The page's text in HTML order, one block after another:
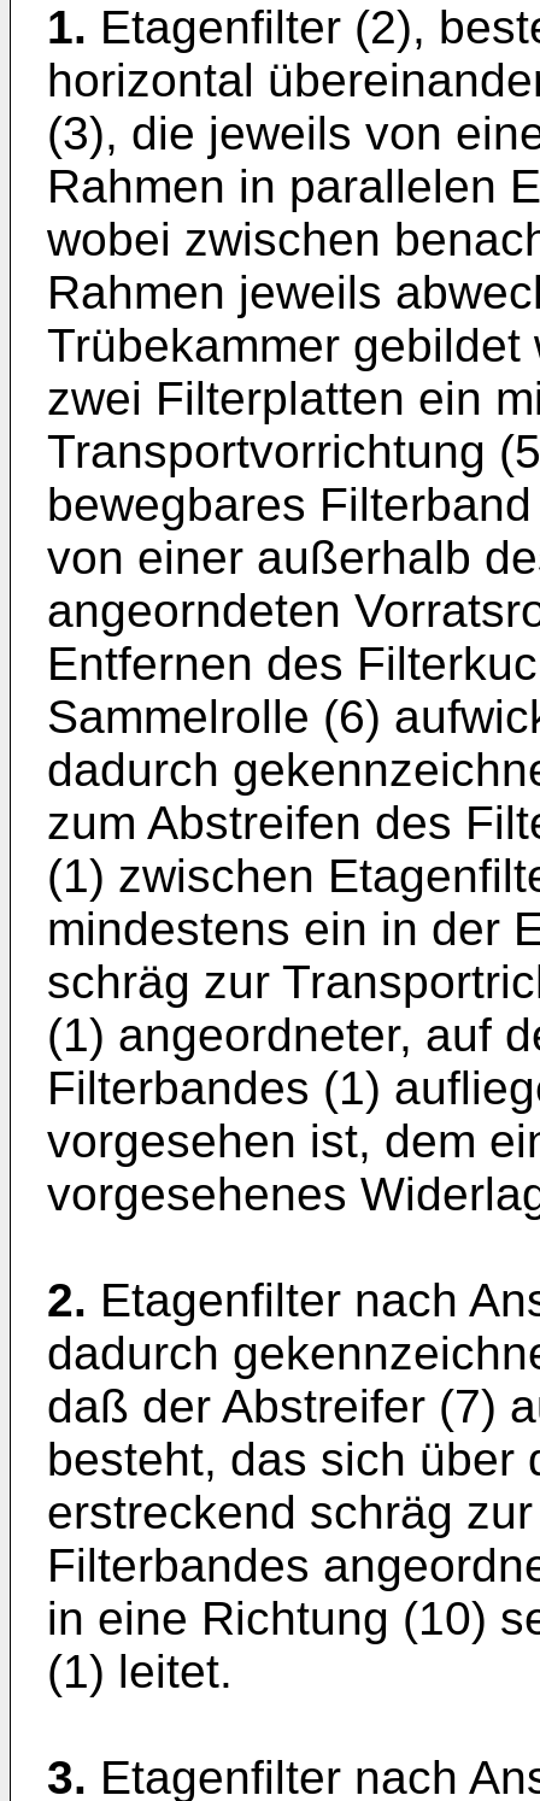
1. Etagenfilter (2),
horizontal
(3), die jeweils von
Rahmen in parallelen
wobei zwischen
Rahmen jeweils
Trübekammer
zwei Filterplatten ein
Transportvorrichtung
bewegbares
von einer außerhalb
angeorndeten
Entfernen des
Sammelrolle (6)
dadurch
zum Abstreifen des
(1) zwischen
mindestens ein in der
schräg zur
(1) angeordneter, auf
Filterbandes (1)
vorgesehen ist, dem
vorgesehenes
2. Etagenfilter nach
dadurch
daß der Abstreifer (7)
besteht, das sich über
erstreckend schräg
Filterbandes
in eine Richtung (10)
(1) leitet.
3. Etagenfilter nach